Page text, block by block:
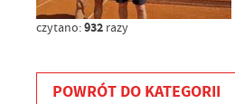
czytano:932razy
POWRÓT DO KATEGORII